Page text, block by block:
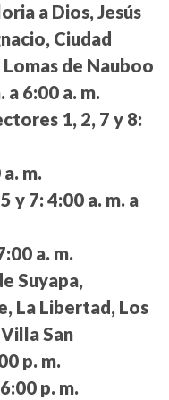
a Dios, Jesús
Ciudad
Lomas de Nauboo
a 6:00 a. m.
1, 2, 7 y 8:
m.
y 7: 4:00 a. m. a
a. m.
Suyapa,
La Libertad, Los
San
p. m.
p. m.